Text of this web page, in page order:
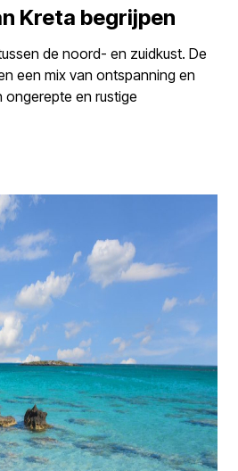
Kreta begrijpen
de noord- en zuidkust. De
een mix van ontspanning en
en rustige